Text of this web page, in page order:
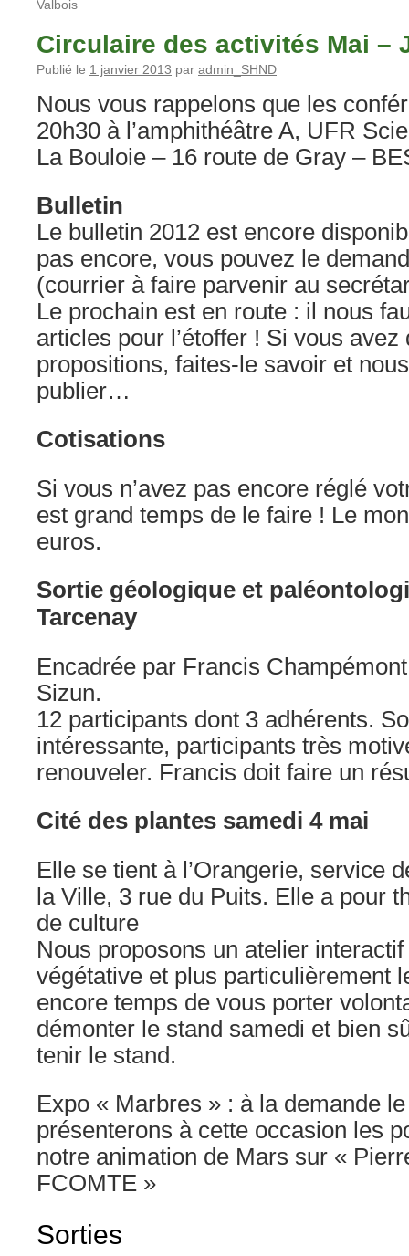
Valbois
Circulaire des activités Mai –
Publié le 1 janvier 2013 par admin_SHND
Nous vous rappelons que les
20h30 à l’amphithéâtre A, UFR
La Bouloie – 16 route de Gray –
Bulletin
Le bulletin 2012 est encore
pas encore, vous pouvez le
(courrier à faire parvenir au
Le prochain est en route : il nous
articles pour l’étoffer ! Si vous
propositions, faites-le savoir et
publier…
Cotisations
Si vous n’avez pas encore réglé
est grand temps de le faire ! Le
euros.
Sortie géologique et
Tarcenay
Encadrée par Francis
Sizun.
12 participants dont 3 adhérents.
intéressante, participants très
renouveler. Francis doit faire un
Cité des plantes samedi 4 mai
Elle se tient à l’Orangerie, service
la Ville, 3 rue du Puits. Elle a pour
de culture
Nous proposons un atelier
végétative et plus particulièrement
encore temps de vous porter
démonter le stand samedi et bien
tenir le stand.
Expo « Marbres » : à la demande
présenterons à cette occasion les
notre animation de Mars sur «
FCOMTE »
Sorties